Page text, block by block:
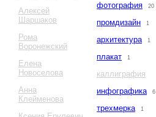
Алексей
Шаршаков
Рома
Воронежский
Елена
Новоселова
Анна
Клейменова
фотография
20
промдизайн 1
архитектура 1
плакат 1
каллиграфия
инфографика
6
трехмерка 1